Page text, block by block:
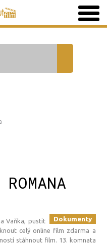
Dokumenty
Vaňka, pustit
celý online film zdarma a
stáhnout film. 13. komnata